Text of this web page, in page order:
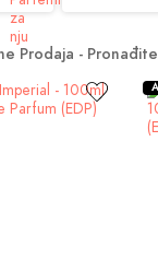
Prodaja -